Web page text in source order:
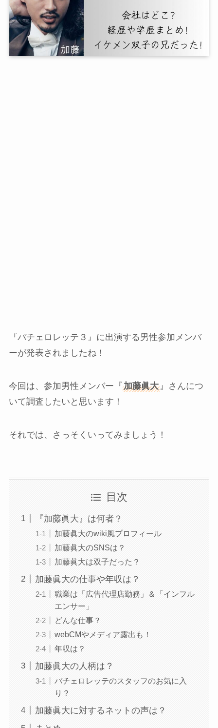
『バチェロレッテ３』に出演する男性参加メンバ
ーが発表されましたね！
今回は、参加男性メンバー『加藤眞大』さんにつ
いて調査したいと思います！
それでは、さっそくいってみましょう！
目次
『加藤眞大』は何者？
加藤眞大のwiki風プロフィール
加藤眞大のSNSは？
加藤眞大は双子だった？
加藤眞大の仕事や年収は？
職業は「広告代理店勤務」＆「インフル
エンサー」
どんな仕事？
webCMやメディア露出も！
年収は？
加藤眞大の人柄は？
バチェロレッテのスタッフのお気に入
り？
加藤眞大に対するネットの声は？